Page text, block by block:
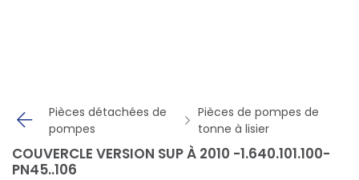
Pièces détachées de
pompes
Pièces de pompes de
tonne à lisier
COUVERCLE VERSION SUP À 2010 -1.640.101.100-
PN45..106